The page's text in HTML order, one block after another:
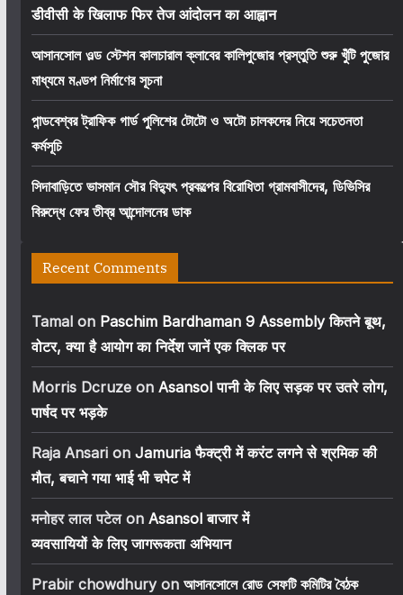
डीवीसी के खिलाफ फिर तेज आंदोलन का आह्वान
আসানসোল ওল্ড স্টেশন কালচারাল ক্লাবের কালিপুজোর প্রস্তুতি শুরু খুঁটি পুজোর
মাধ্যমে মণ্ডপ নির্মাণের সূচনা
পান্ডবেশ্বর ট্রাফিক গার্ড পুলিশের টোটো ও অটো চালকদের নিয়ে সচেতনতা
কর্মসূচি
সিদাবাড়িতে ভাসমান সৌর বিদ্যুৎ প্রকল্পের বিরোধিতা গ্রামবাসীদের, ডিভিসির
বিরুদ্ধে ফের তীব্র আন্দোলনের ডাক
Recent Comments
Tamalon Paschim Bardhaman 9 Assembly कितने बूथ,
वोटर, क्या है आयोग का निर्देश जानें एक क्लिक पर
Morris Dcruzeon Asansol पानी के लिए सड़क पर उतरे लोग,
पार्षद पर भड़के
Raja Ansarion Jamuria फैक्ट्री में करंट लगने से श्रमिक की
मौत, बचाने गया भाई भी चपेट में
मनोहर लाल पटेलon Asansol बाजार में
व्यवसायियों के लिए जागरूकता अभियान
Prabir chowdhuryon আসানসোলে রোড সেফটি কমিটির বৈঠক